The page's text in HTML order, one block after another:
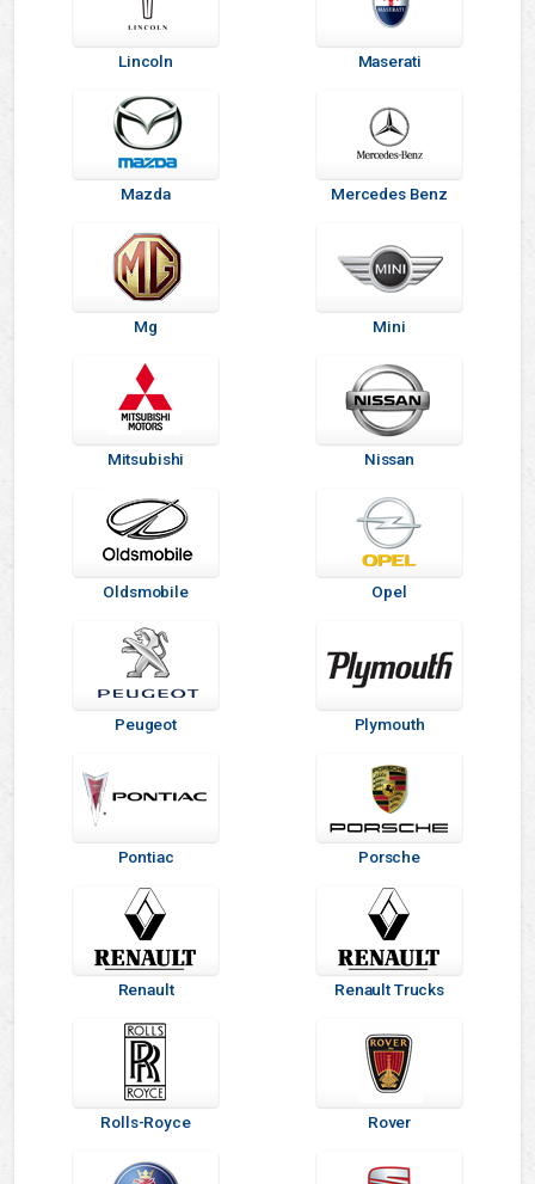
Lincoln Maserati
Mazda Mercedes Benz
Mg Mini
Mitsubishi Nissan
Oldsmobile Opel
Peugeot Plymouth
Pontiac Porsche
Renault Renault Trucks
Rolls-Royce Rover